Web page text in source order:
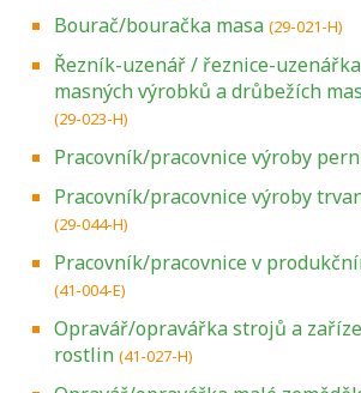
Bourač/bouračka masa (29-021-H)
Řezník-uzenář / řeznice-
masných výrobků a drůbežích
(29-023-H)
Pracovník/pracovnice výroby
Pracovník/pracovnice výroby
(29-044-H)
Pracovník/pracovnice v
(41-004-E)
Opravář/opravářka strojů a
rostlin (41-027-H)